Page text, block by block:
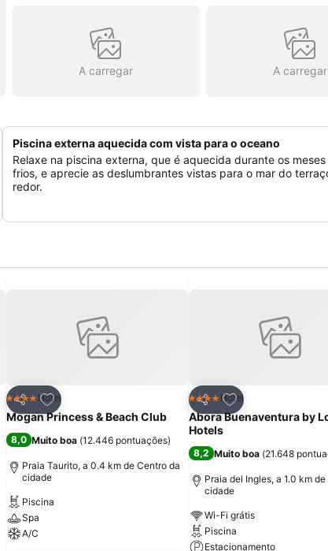
A carregar A carregar
Piscina externa aquecida com vista para o oceano
Relaxe na piscina externa, que é aquecida durante os meses
frios, e aprecie as deslumbrantes vistas para o mar do
redor.
Partilhar
Adicionar aos favoritos
4 EstrelasHotel
Mogan Princess & Beach Club
8,0 Muito boa (12.446 pontuações)
Praia Taurito, a 0.4 km de Centro da
cidade
Piscina
Spa
A/C
Partilhar
Adicionar aos
4 EstrelasHotel
Abora Buenaventura by
Hotels
8,2 Muito boa (21.648
Praia del Ingles, a 1.0 km
cidade
Wi-Fi grátis
Piscina
Estacionamento